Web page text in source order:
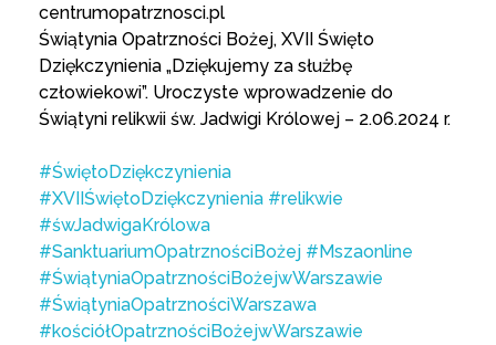
centrumopatrznosci.pl
Świątynia Opatrzności Bożej, XVII Święto
Dziękczynienia „Dziękujemy za służbę
człowiekowi”. Uroczyste wprowadzenie do
Świątyni relikwii św. Jadwigi Królowej – 2.06.2024 r.
#ŚwiętoDziękczynienia
#XVIIŚwiętoDziękczynienia #relikwie
#śwJadwigaKrólowa
#SanktuariumOpatrznościBożej #Mszaonline
#ŚwiątyniaOpatrznościBożejwWarszawie
#ŚwiątyniaOpatrznościWarszawa
#kościółOpatrznościBożejwWarszawie